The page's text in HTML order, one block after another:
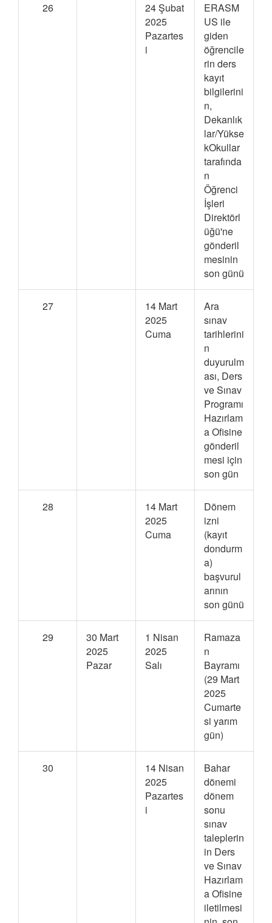
26
24 Şubat
2025
Pazartes
i
ERASM
US ile
giden
öğrencile
rin ders
kayıt
bilgilerini
n,
Dekanlık
lar/Yükse
kOkullar
tarafında
n
Öğrenci
İşleri
Direktörl
üğü'ne
gönderil
mesinin
son günü
27
14 Mart
2025
Cuma
Ara
sınav
tarihlerini
n
duyurulm
ası, Ders
ve Sınav
Programı
Hazırlam
a Ofisine
gönderil
mesi için
son gün
28
14 Mart
2025
Cuma
Dönem
izni
(kayıt
dondurm
a)
başvurul
arının
son günü
29
30 Mart
2025
Pazar
1 Nisan
2025
Salı
Ramaza
n
Bayramı
(29 Mart
2025
Cumarte
si yarım
gün)
30
14 Nisan
2025
Pazartes
i
Bahar
dönemi
dönem
sonu
sınav
taleplerin
in Ders
ve Sınav
Hazırlam
a Ofisine
iletilmesi